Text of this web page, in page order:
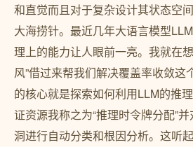
和直觉而且对于复杂设计其状态空
大海捞针。最近几年大语言模型
理上的能力让人眼前一亮。我就在
风”借过来帮我们解决覆盖率收敛这
的核心就是探索如何利用LLM的推
证资源我称之为“推理时令牌分配”
洞进行自动分类和根因分析。这听